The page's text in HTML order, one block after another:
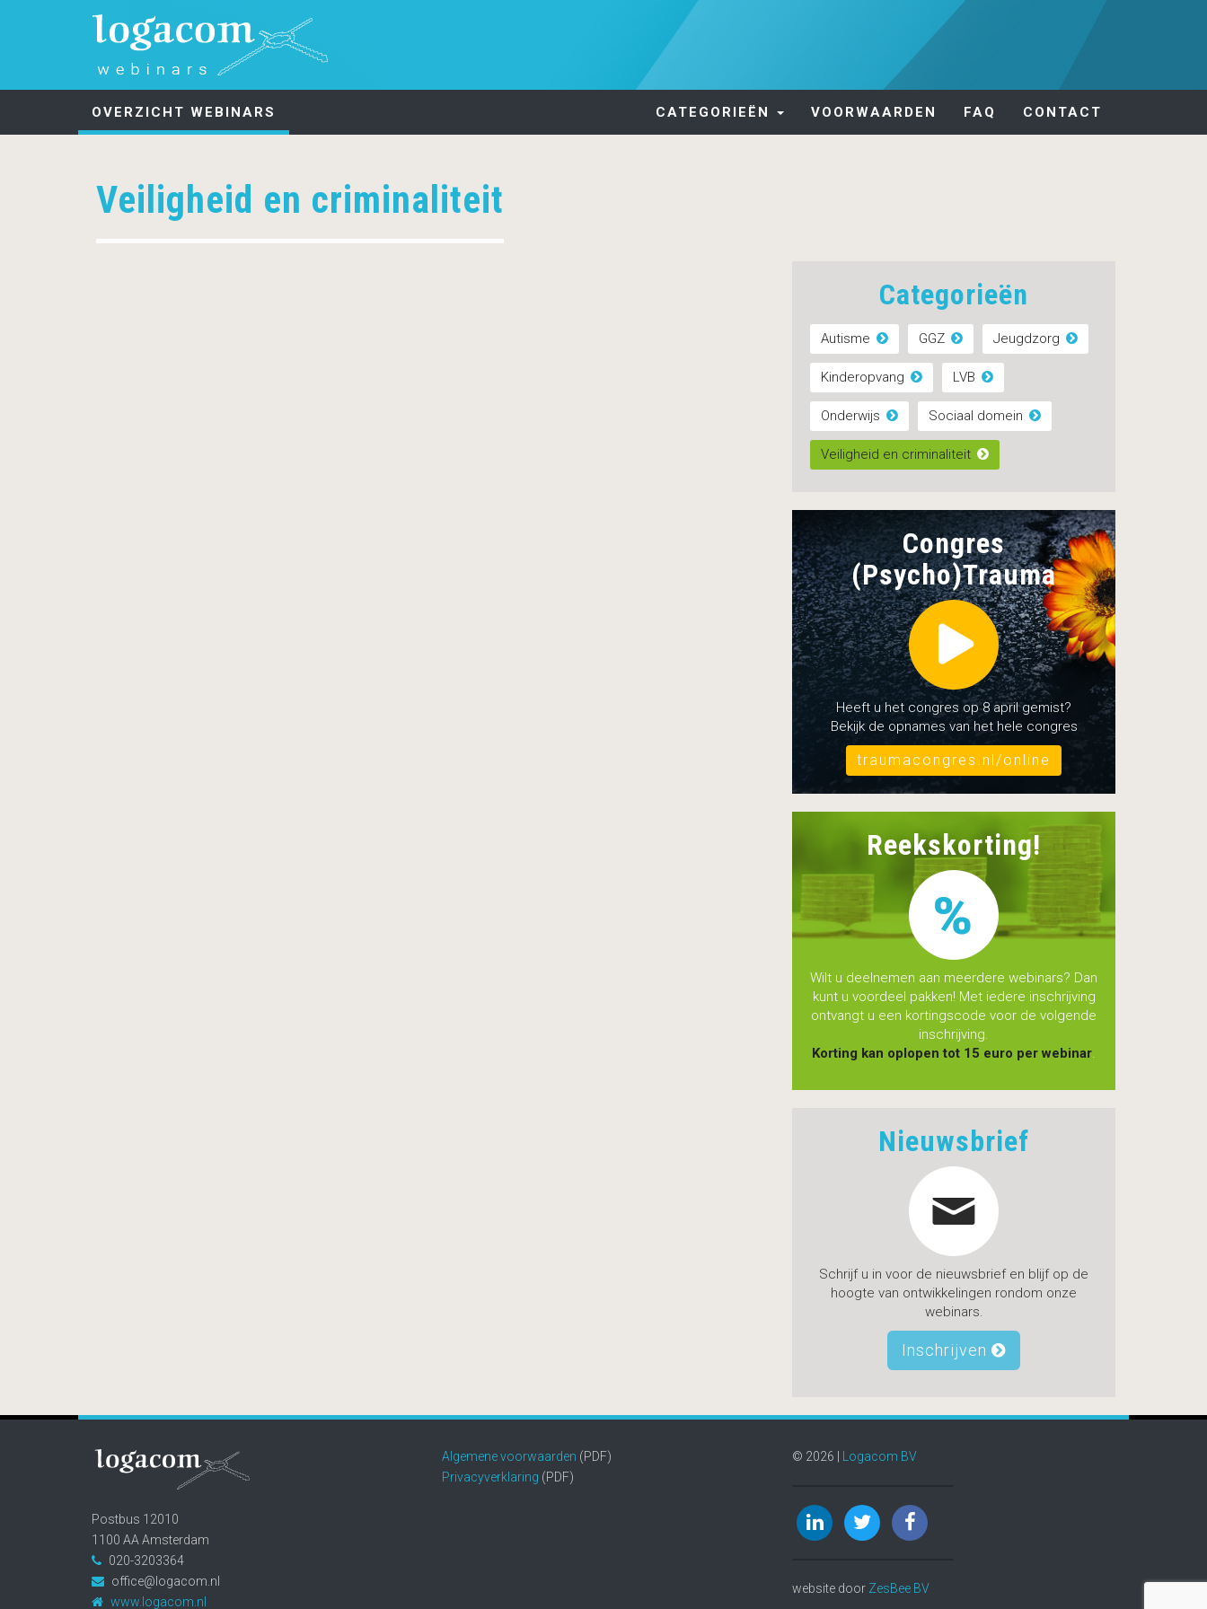
OVERZICHT WEBINARS CATEGORIEËN VOORWAARDEN FAQ CONTACT
Veiligheid en criminaliteit
Categorieën
Autisme GGZ Jeugdzorg
Kinderopvang LVB
Onderwijs Sociaal domein
Veiligheid en criminaliteit
Congres
(Psycho)Trauma
Heeft u het congres op 8 april gemist?
Bekijk de opnames van het hele congres
traumacongres.nl/online
Reekskorting!
Wilt u deelnemen aan meerdere webinars? Dan
kunt u voordeel pakken! Met iedere inschrijving
ontvangt u een kortingscode voor de volgende
inschrijving.
Korting kan oplopen tot 15 euro per webinar.
Nieuwsbrief
Schrijf u in voor de nieuwsbrief en blijf op de
hoogte van ontwikkelingen rondom onze
webinars.
Inschrijven
Postbus 12010
1100 AA Amsterdam
020-3203364
office@logacom.nl
www.logacom.nl
Algemene voorwaarden (PDF)
Privacyverklaring (PDF)
© 2026 Logacom BV
website door ZesBee BV